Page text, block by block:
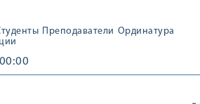
Преподаватели Ординатура